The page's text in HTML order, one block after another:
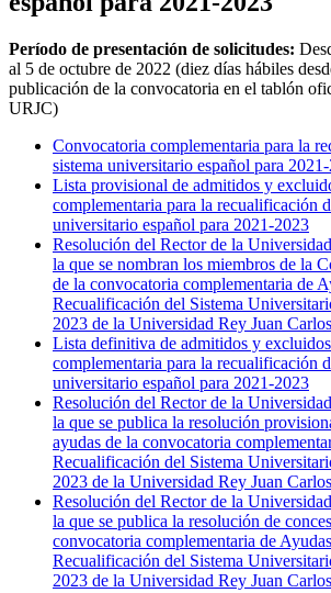
Período de presentación de solicitudes:
al 5 de octubre de 2022 (diez días hábiles
publicación de la convocatoria en el tablón
URJC)
Convocatoria complementaria para la
sistema universitario español para
Lista provisional de admitidos y
complementaria para la recualificación
universitario español para 2021-2023
Resolución del Rector de la
la que se nombran los miembros de la
de la convocatoria complementaria de
Recualificación del Sistema
2023 de la Universidad Rey Juan Carlos
Lista definitiva de admitidos y
complementaria para la recualificación
universitario español para 2021-2023
Resolución del Rector de la
la que se publica la resolución
ayudas de la convocatoria
Recualificación del Sistema
2023 de la Universidad Rey Juan Carlos
Resolución del Rector de la
la que se publica la resolución de
convocatoria complementaria de
Recualificación del Sistema
2023 de la Universidad Rey Juan Carlos